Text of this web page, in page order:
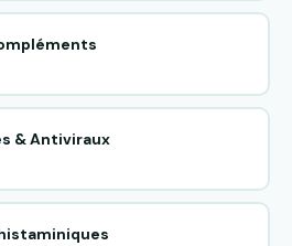
& Antiviraux